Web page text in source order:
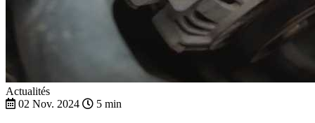
Actualités
02 Nov. 2024
5 min